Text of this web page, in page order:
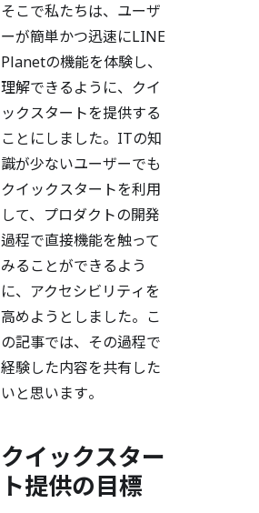
そこで私たちは、ユーザ
ーが簡単かつ迅速にLINE
Planetの機能を体験し、
理解できるように、クイ
ックスタートを提供する
ことにしました。ITの知
識が少ないユーザーでも
クイックスタートを利用
して、プロダクトの開発
過程で直接機能を触って
みることができるよう
に、アクセシビリティを
高めようとしました。こ
の記事では、その過程で
経験した内容を共有した
いと思います。
クイックスター
ト提供の目標